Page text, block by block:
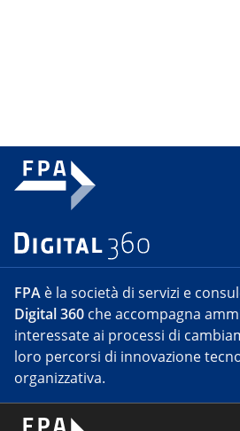
FPA è la società di servizi e
Digital 360 che accompagna
interessate ai processi di
loro percorsi di innovazione
organizzativa.